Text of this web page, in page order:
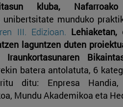
kluba, Nafarroako
munduko
III. Edizioan. Lehiaketan,
laguntzen duten
Iraunkortasunaren
batera antolatuta, 6
ditu: Enpresa Handia,
Mundu Akademikoa eta